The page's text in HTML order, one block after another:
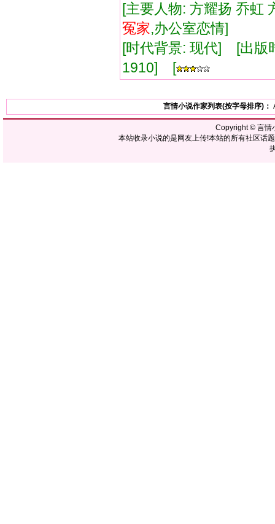
[主要人物: 方耀扬 乔
冤家,办公室恋情]
[时代背景: 现代] [出
1910] [
言情小说作家列表(按字母排序)：
Copyright © 言情
本站收录小说的是网友上传!本站的所有社区话